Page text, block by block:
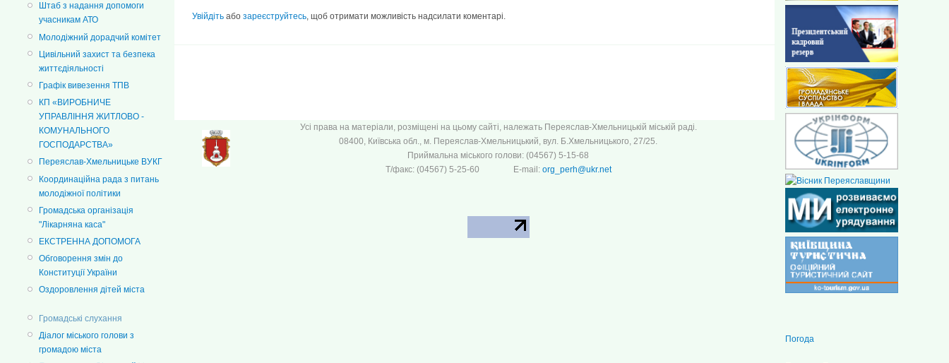
Штаб з надання допомоги
учасникам АТО
Молодіжний дорадчий комітет
Цивільний захист та безпека
життєдіяльності
Графік вивезення ТПВ
КП «ВИРОБНИЧЕ
УПРАВЛІННЯ ЖИТЛОВО -
КОМУНАЛЬНОГО
ГОСПОДАРСТВА»
Переяслав-Хмельницьке ВУКГ
Координаційна рада з питань
молодіжної політики
Громадська організація
"Лікарняна каса"
ЕКСТРЕННА ДОПОМОГА
Обговорення змін до
Конституції України
Оздоровлення дітей міста
Громадські слухання
Діалог міського голови з
громадою міста
Увійдіть або зареєструйтесь, щоб отримати можливість надсилати коментарі.
Усі права на матеріали, розміщені на цьому сайті, належать Переяслав-Хмельницькій міській раді.
08400, Київська обл., м. Переяслав-Хмельницький, вул. Б.Хмельницького, 27/25.
Приймальна міського голови: (04567) 5-15-68
Т/факс: (04567) 5-25-60 E-mail: org_perh@ukr.net
Погода